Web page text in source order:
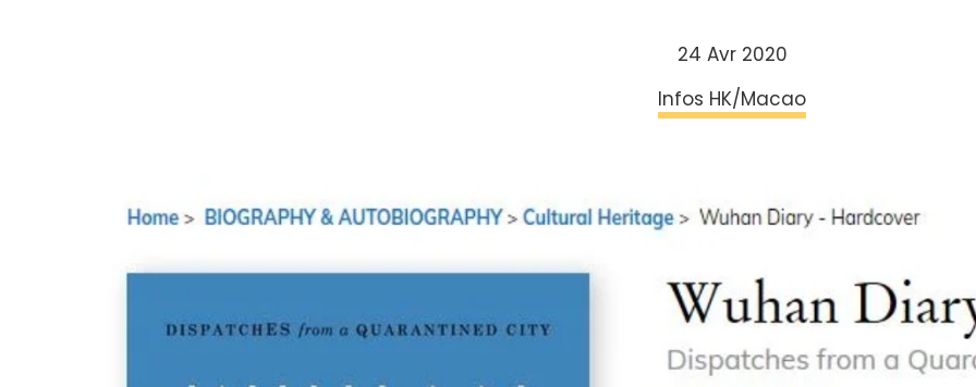
24 Avr 2020
Infos HK/Macao